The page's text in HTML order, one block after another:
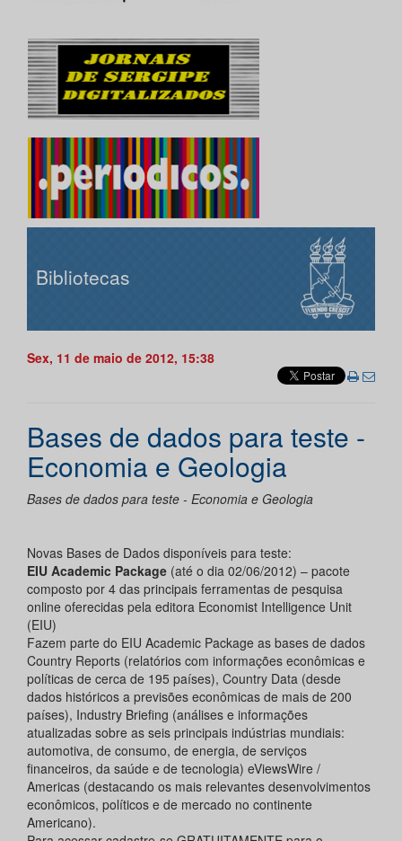
Bibliotecas
Sex, 11 de maio de 2012, 15:38
Bases de dados para teste -
Economia e Geologia
Bases de dados para teste - Economia e Geologia
Novas Bases de Dados disponíveis para teste:
EIU Academic Package (até o dia 02/06/2012) – pacote
composto por 4 das principais ferramentas de pesquisa
online oferecidas pela editora Economist Intelligence Unit
(EIU)
Fazem parte do EIU Academic Package as bases de dados
Country Reports (relatórios com informações econômicas e
políticas de cerca de 195 países), Country Data (desde
dados históricos a previsões econômicas de mais de 200
países), Industry Briefing (análises e informações
atualizadas sobre as seis principais indústrias mundiais:
automotiva, de consumo, de energia, de serviços
financeiros, da saúde e de tecnologia) eViewsWire /
Americas (destacando os mais relevantes desenvolvimentos
econômicos, políticos e de mercado no continente
Americano).